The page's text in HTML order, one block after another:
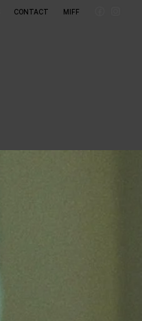
CONTACT MIFF